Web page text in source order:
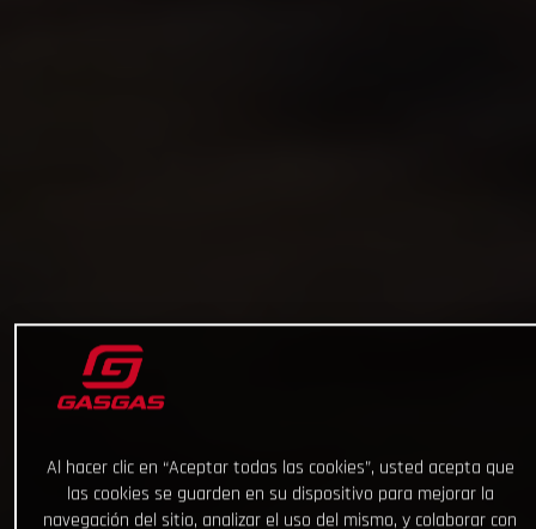
Al hacer clic en “Aceptar todas las cookies”, usted acepta que
las cookies se guarden en su dispositivo para mejorar la
navegación del sitio, analizar el uso del mismo, y colaborar con